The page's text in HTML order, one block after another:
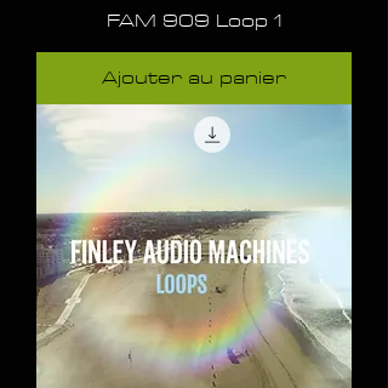
FAM 909 Loop 1
Ajouter au panier